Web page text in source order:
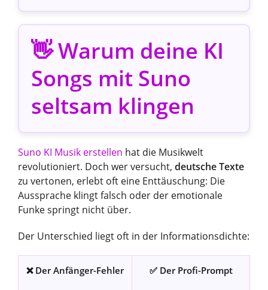
👋 Warum deine KI
Songs mit Suno
seltsam klingen
Suno KI Musik erstellen hat die Musikwelt
revolutioniert. Doch wer versucht, deutsche Texte
zu vertonen, erlebt oft eine Enttäuschung: Die
Aussprache klingt falsch oder der emotionale
Funke springt nicht über.
Der Unterschied liegt oft in der Informationsdichte:
❌ Der Anfänger-Fehler ✅ Der Profi-Prompt